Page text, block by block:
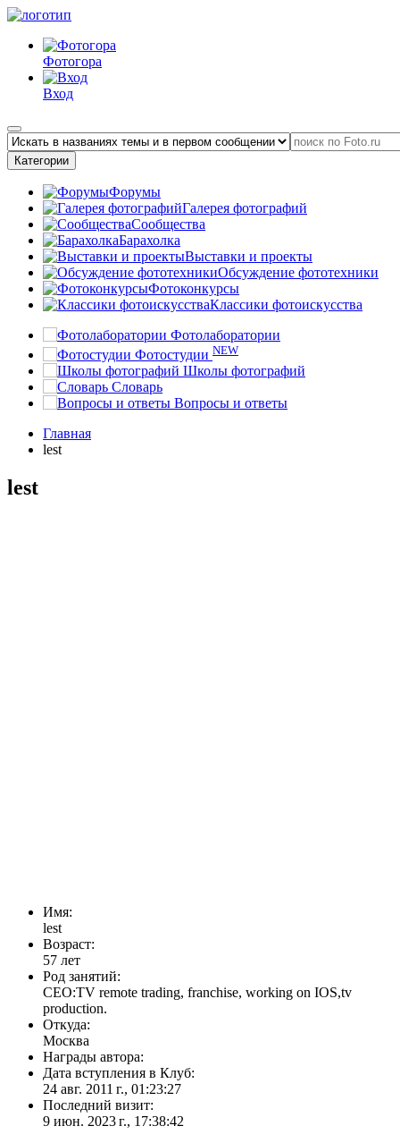
Фотогора
Вход
Категории
Форумы
Галерея фотографий
Сообщества
Барахолка
Выставки и проекты
Обсуждение фототехники
Фотоконкурсы
Классики фотоискусства
Фотолаборатории
Фотостудии NEW
Школы фотографий
Словарь
Вопросы и ответы
Главная
lest
lest
Имя:
lest
Возраст:
57 лет
Род занятий:
CEO:TV remote trading, franchise, working on IOS,tv
production.
Откуда:
Москва
Награды автора:
Дата вступления в Клуб:
24 авг. 2011 г., 01:23:27
Последний визит:
9 июн. 2023 г., 17:38:42